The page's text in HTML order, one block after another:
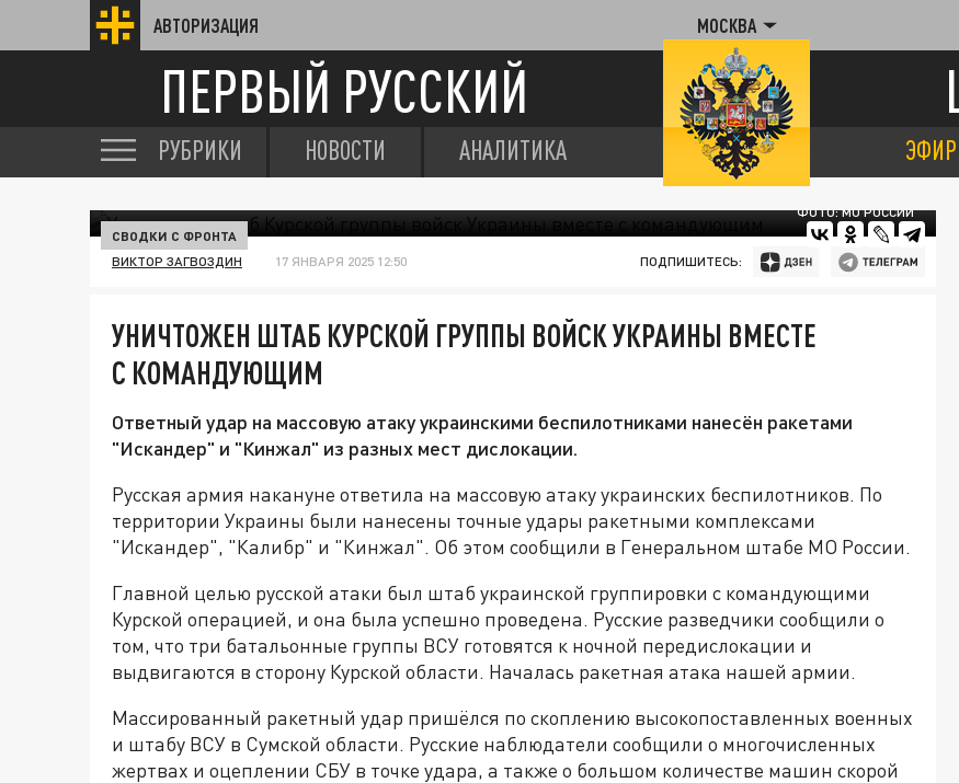
АВТОРИЗАЦИЯ МОСКВА
ПЕРВЫЙ РУССКИЙ
РУБРИКИ НОВОСТИ АНАЛИТИКА ЭФИР
ФОТО: МО РОССИИ
СВОДКИ С ФРОНТА
ВИКТОР ЗАГВОЗДИН 17 ЯНВАРЯ 2025 12:50 ПОДПИШИТЕСЬ:
УНИЧТОЖЕН ШТАБ КУРСКОЙ ГРУППЫ ВОЙСК УКРАИНЫ ВМЕСТЕ
С КОМАНДУЮЩИМ
Ответный удар на массовую атаку украинскими беспилотниками нанесён ракетами
"Искандер" и "Кинжал" из разных мест дислокации.
Русская армия накануне ответила на массовую атаку украинских беспилотников. По
территории Украины были нанесены точные удары ракетными комплексами
"Искандер", "Калибр" и "Кинжал". Об этом сообщили в Генеральном штабе МО России.
Главной целью русской атаки был штаб украинской группировки с командующими
Курской операцией, и она была успешно проведена. Русские разведчики сообщили о
том, что три батальонные группы ВСУ готовятся к ночной передислокации и
выдвигаются в сторону Курской области. Началась ракетная атака нашей армии.
Массированный ракетный удар пришёлся по скоплению высокопоставленных военных
и штабу ВСУ в Сумской области. Русские наблюдатели сообщили о многочисленных
жертвах и оцеплении СБУ в точке удара, а также о большом количестве машин скорой